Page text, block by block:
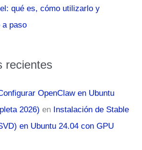
qué es, cómo utilizarlo y
a paso
recientes
OpenClaw en Ubuntu
2026) en Instalación de Stable
en Ubuntu 24.04 con GPU